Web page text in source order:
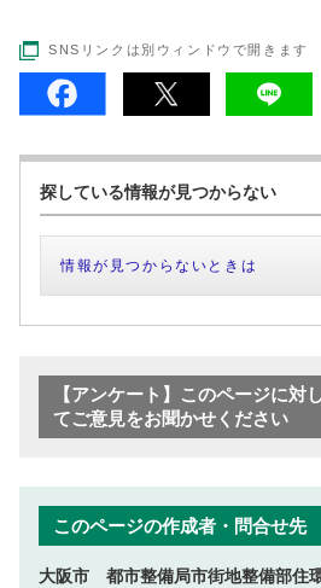
SNSリンクは別ウィンドウで開きます
探している情報が見つからない
情報が見つからないときは
【アンケート】このページに対し
てご意見をお聞かせください
このページの作成者・問合せ先
大阪市 都市整備局市街地整備部住